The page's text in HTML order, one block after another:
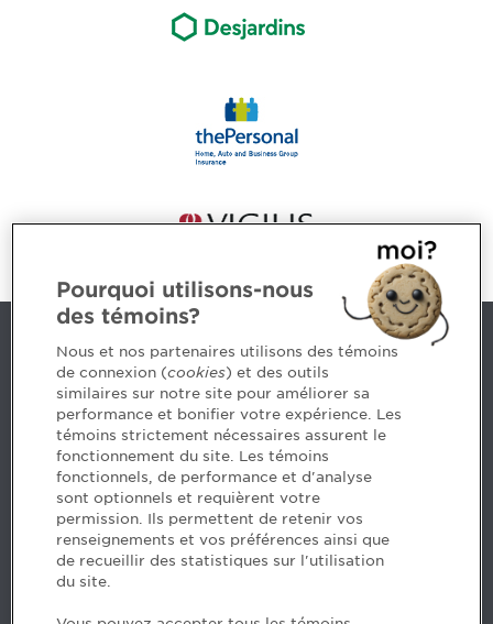
Contact us
5, Place Ville Marie, bureau 800, Montréal (Québec)
H3B 2G2
www.cpaquebec.ca
Questions? Ask our team >
Want to make the Order a part of your career? See
our job offers >
Pourquoi utilisons-nous
des témoins?
Nous et nos partenaires utilisons des témoins
de connexion (cookies) et des outils
similaires sur notre site pour améliorer sa
performance et bonifier votre expérience. Les
témoins strictement nécessaires assurent le
fonctionnement du site. Les témoins
fonctionnels, de performance et d'analyse
sont optionnels et requièrent votre
permission. Ils permettent de retenir vos
renseignements et vos préférences ainsi que
de recueillir des statistiques sur l'utilisation
du site.